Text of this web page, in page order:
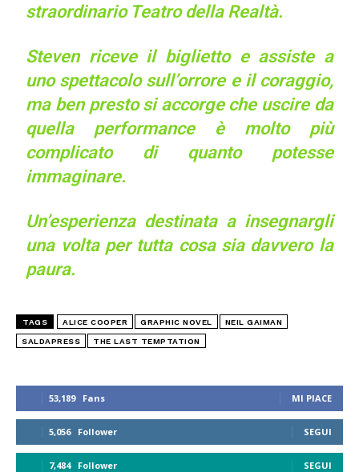
53,189 Fans MI PIACE
5,056 Follower SEGUI
7,484 Follower SEGUI
straordinario Teatro della Realtà.
Steven riceve il biglietto e assiste a
uno spettacolo sull’orrore e il coraggio,
ma ben presto si accorge che uscire da
quella performance è molto più
complicato di quanto potesse
immaginare.
Un’esperienza destinata a insegnargli
una volta per tutta cosa sia davvero la
paura.
TAGS ALICE COOPER GRAPHIC NOVEL NEIL GAIMAN
SALDAPRESS THE LAST TEMPTATION